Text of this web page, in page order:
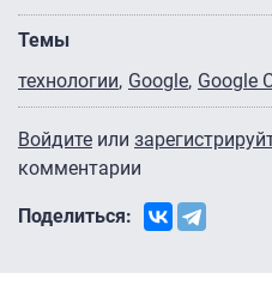
Темы
технологии Google Google
Войдите или
комментарии
Поделиться: